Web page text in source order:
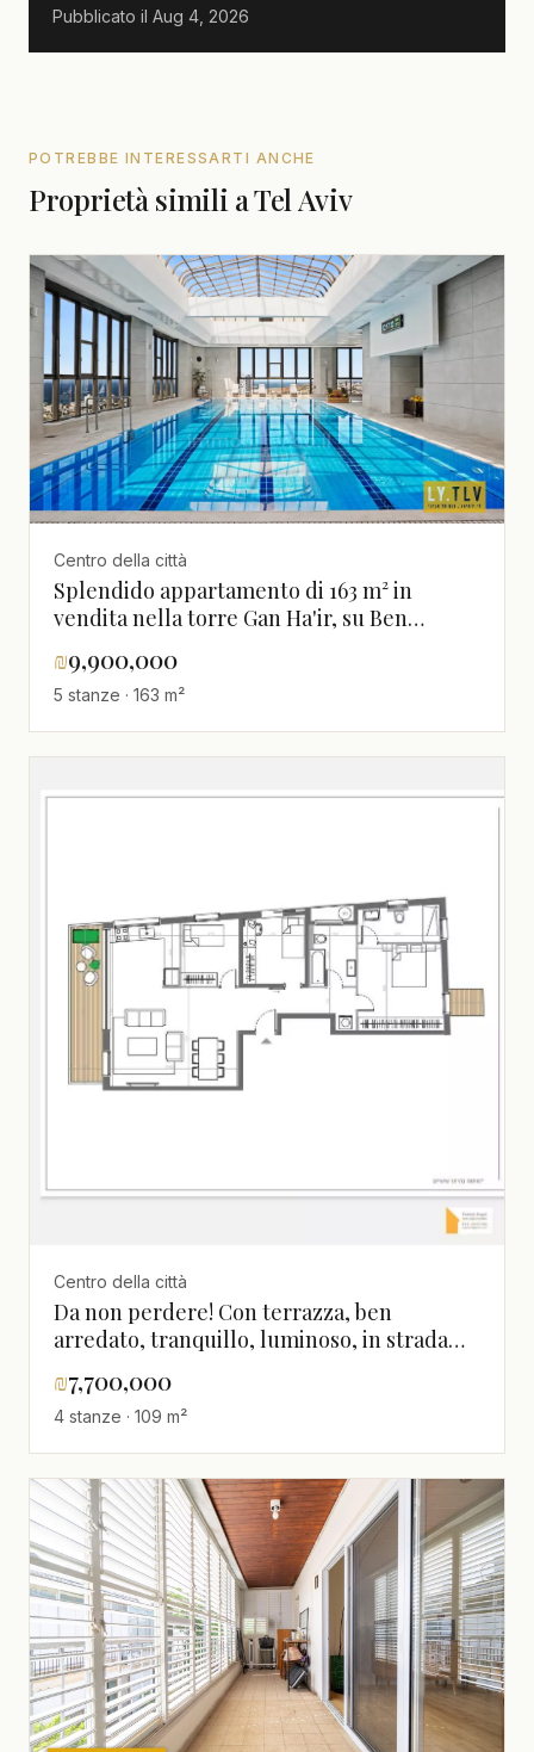
Pubblicato il Aug 4, 2026
POTREBBE INTERESSARTI ANCHE
Proprietà simili a Tel Aviv
Centro della città
Splendido appartamento di 163 m² in
vendita nella torre Gan Ha'ir, su Ben
₪9,900,000
5 stanze · 163 m²
Centro della città
Da non perdere! Con terrazza, ben
arredato, tranquillo, luminoso, in strada
qualità, spazioso
₪7,700,000
4 stanze · 109 m²